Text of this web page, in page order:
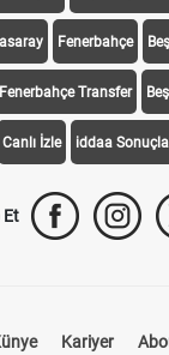
Fenerbahçe
Fenerbahçe Transfer
Canlı İzle iddaa
Et
Kariyer